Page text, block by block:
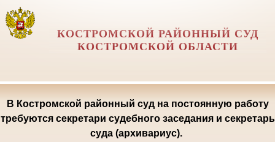
КОСТРОМСКОЙ РАЙОННЫЙ СУД
КОСТРОМСКОЙ ОБЛАСТИ
В Костромской районный суд на постоянную работу
требуются секретари судебного заседания и секретарь
суда (архивариус).